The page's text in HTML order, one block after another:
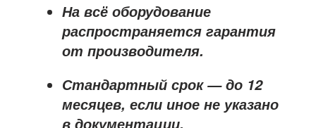
На всё оборудование
распространяется гарантия
от производителя.
Стандартный срок — до 12
месяцев, если иное не указано
в документации.